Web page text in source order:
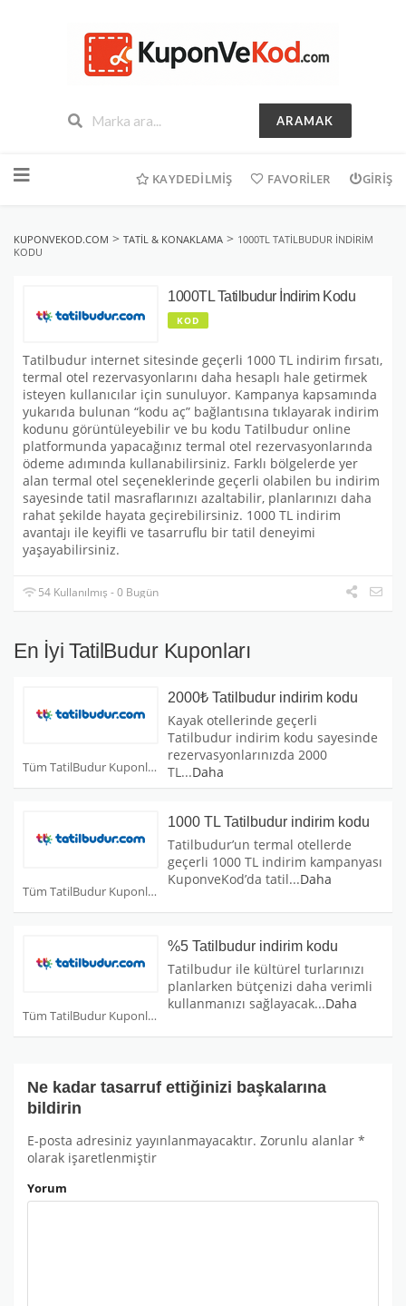
ARAMAK
geç
KAYDEDILMIŞ FAVORILER GIRIŞ
KUPONVEKOD.COM > TATIL & KONAKLAMA > 1000TL TATILBUDUR İNDIRIM
KODU
1000TL Tatilbudur İndirim Kodu
KOD
Tatilbudur internet sitesinde geçerli 1000 TL indirim fırsatı,
termal otel rezervasyonlarını daha hesaplı hale getirmek
isteyen kullanıcılar için sunuluyor. Kampanya kapsamında
yukarıda bulunan “kodu aç” bağlantısına tıklayarak indirim
kodunu görüntüleyebilir ve bu kodu Tatilbudur online
platformunda yapacağınız termal otel rezervasyonlarında
ödeme adımında kullanabilirsiniz. Farklı bölgelerde yer
alan termal otel seçeneklerinde geçerli olabilen bu indirim
sayesinde tatil masraflarınızı azaltabilir, planlarınızı daha
rahat şekilde hayata geçirebilirsiniz. 1000 TL indirim
avantajı ile keyifli ve tasarruflu bir tatil deneyimi
yaşayabilirsiniz.
54 Kullanılmış - 0 Bugün
En İyi TatilBudur Kuponları
Tüm TatilBudur Kuponları
2000₺ Tatilbudur indirim kodu
Kayak otellerinde geçerli
Tatilbudur indirim kodu sayesinde
rezervasyonlarınızda 2000
TL...Daha
Tüm TatilBudur Kuponları
1000 TL Tatilbudur indirim kodu
Tatilbudur’un termal otellerde
geçerli 1000 TL indirim kampanyası
KuponveKod’da tatil...Daha
Tüm TatilBudur Kuponları
%5 Tatilbudur indirim kodu
Tatilbudur ile kültürel turlarınızı
planlarken bütçenizi daha verimli
kullanmanızı sağlayacak...Daha
Ne kadar tasarruf ettiğinizi başkalarına
bildirin
E-posta adresiniz yayınlanmayacaktır. Zorunlu alanlar *
olarak işaretlenmiştir
Yorum